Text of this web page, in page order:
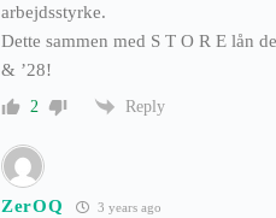
arbejdsstyrke.
Dette sammen med S T O R E lån
& ’28!
2 Reply
ZerOQ 3 years ago